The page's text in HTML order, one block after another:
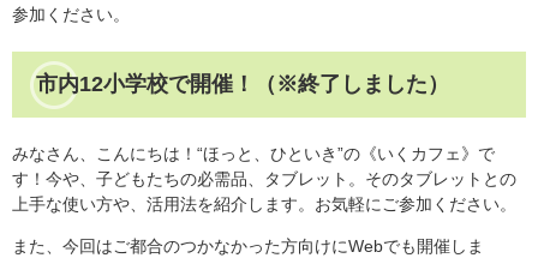
参加ください。
市内12小学校で開催！（※終了しました）
みなさん、こんにちは！“ほっと、ひといき”の《いくカフェ》で
す！今や、子どもたちの必需品、タブレット。そのタブレットとの
上手な使い方や、活用法を紹介します。お気軽にご参加ください。
また、今回はご都合のつかなかった方向けにWebでも開催しま